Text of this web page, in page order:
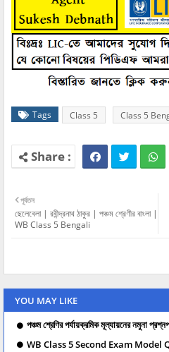
Tags Class 5 Class 5
পূর্বতন
ছেলেবেলা | রবীন্দ্রনাথ ঠাকুর | পঞ্চম শ্রেণীর বাংলা |
WB Class 5 Bengali
YOU MAY LIKE
পঞ্চম শ্রেণির পর্যায়ক্রমিক মূল্যায়নের নমুনা
WB Class 5 Second Exam Model